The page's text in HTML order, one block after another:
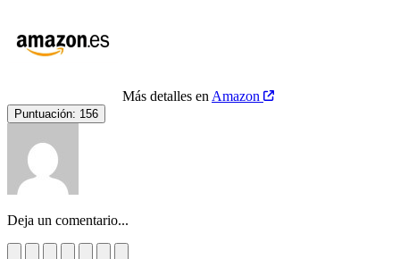
Más detalles en Amazon
Puntuación: 156
Deja un comentario...